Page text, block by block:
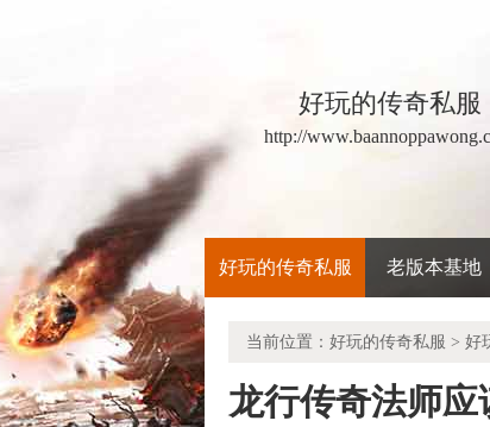
好玩的传奇私服
http://
好玩的传奇私服 老版本基地
当前位置： 好玩的传奇私服 > 好
龙行传奇法师